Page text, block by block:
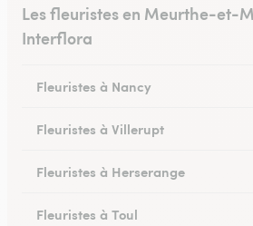
Les fleuristes en Meurthe-et-
Interflora
Fleuristes à Nancy
Fleuristes à Villerupt
Fleuristes à Herserange
Fleuristes à Toul